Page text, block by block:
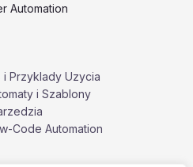
Automation
i Przyklady Uzycia
i Szablony
Code Automation